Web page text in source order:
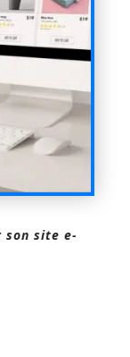
son site e-